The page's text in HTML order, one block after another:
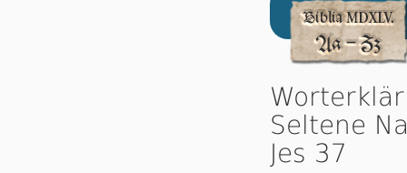
Seltene
Jes 37